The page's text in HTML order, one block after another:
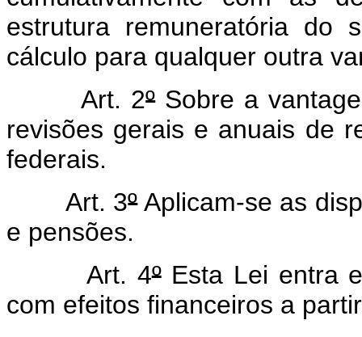
estrutura remuneratória
cálculo para qualquer outra
Art. 2ºSobre a
revisões gerais e anuais de
federais.
Art. 3ºAplicam-se as
e pensões.
Art. 4ºEsta Lei entra
com efeitos financeiros a